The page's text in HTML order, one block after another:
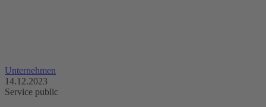
Unternehmen
14.12.2023
Service public